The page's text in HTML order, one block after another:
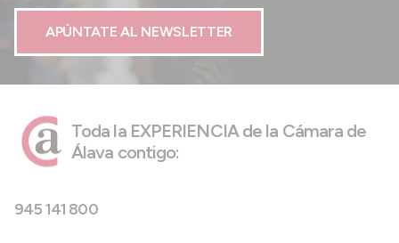
APÚNTATE AL NEWSLETTER
Toda la EXPERIENCIA de la Cámara de
Álava contigo:
945 141 800